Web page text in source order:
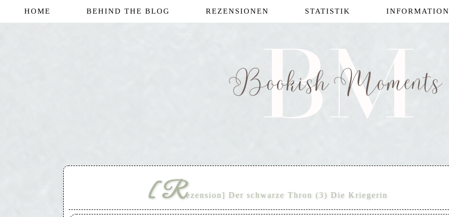
HOME BEHIND THE BLOG REZENSIONEN STATISTIK INFORMATION
[Rezension] Der schwarze Thron (3) Die Kriegerin